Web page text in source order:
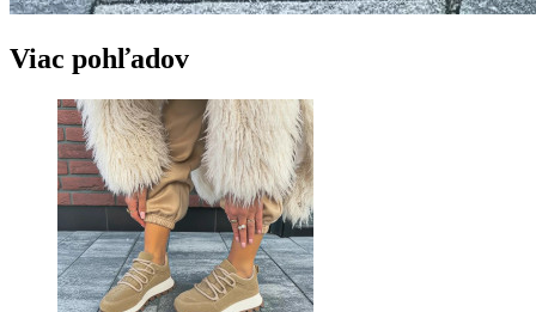
Viac pohľadov